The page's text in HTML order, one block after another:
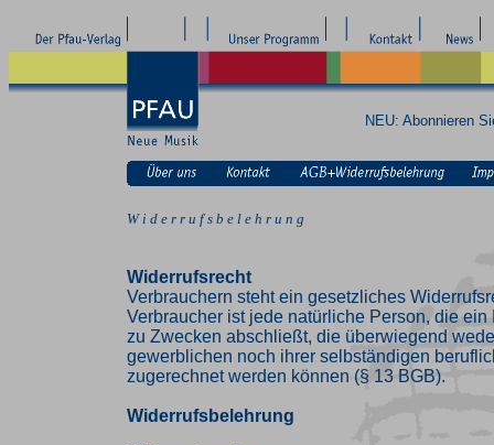
NEU: Abonnieren
W i d e r r u f s b e l e h r u n g
Widerrufsrecht
Verbrauchern steht ein gesetzliches
Verbraucher ist jede natürliche Person, die ein
zu Zwecken abschließt, die überwiegend
gewerblichen noch ihrer selbständigen
zugerechnet werden können (§ 13 BGB).
Widerrufsbelehrung